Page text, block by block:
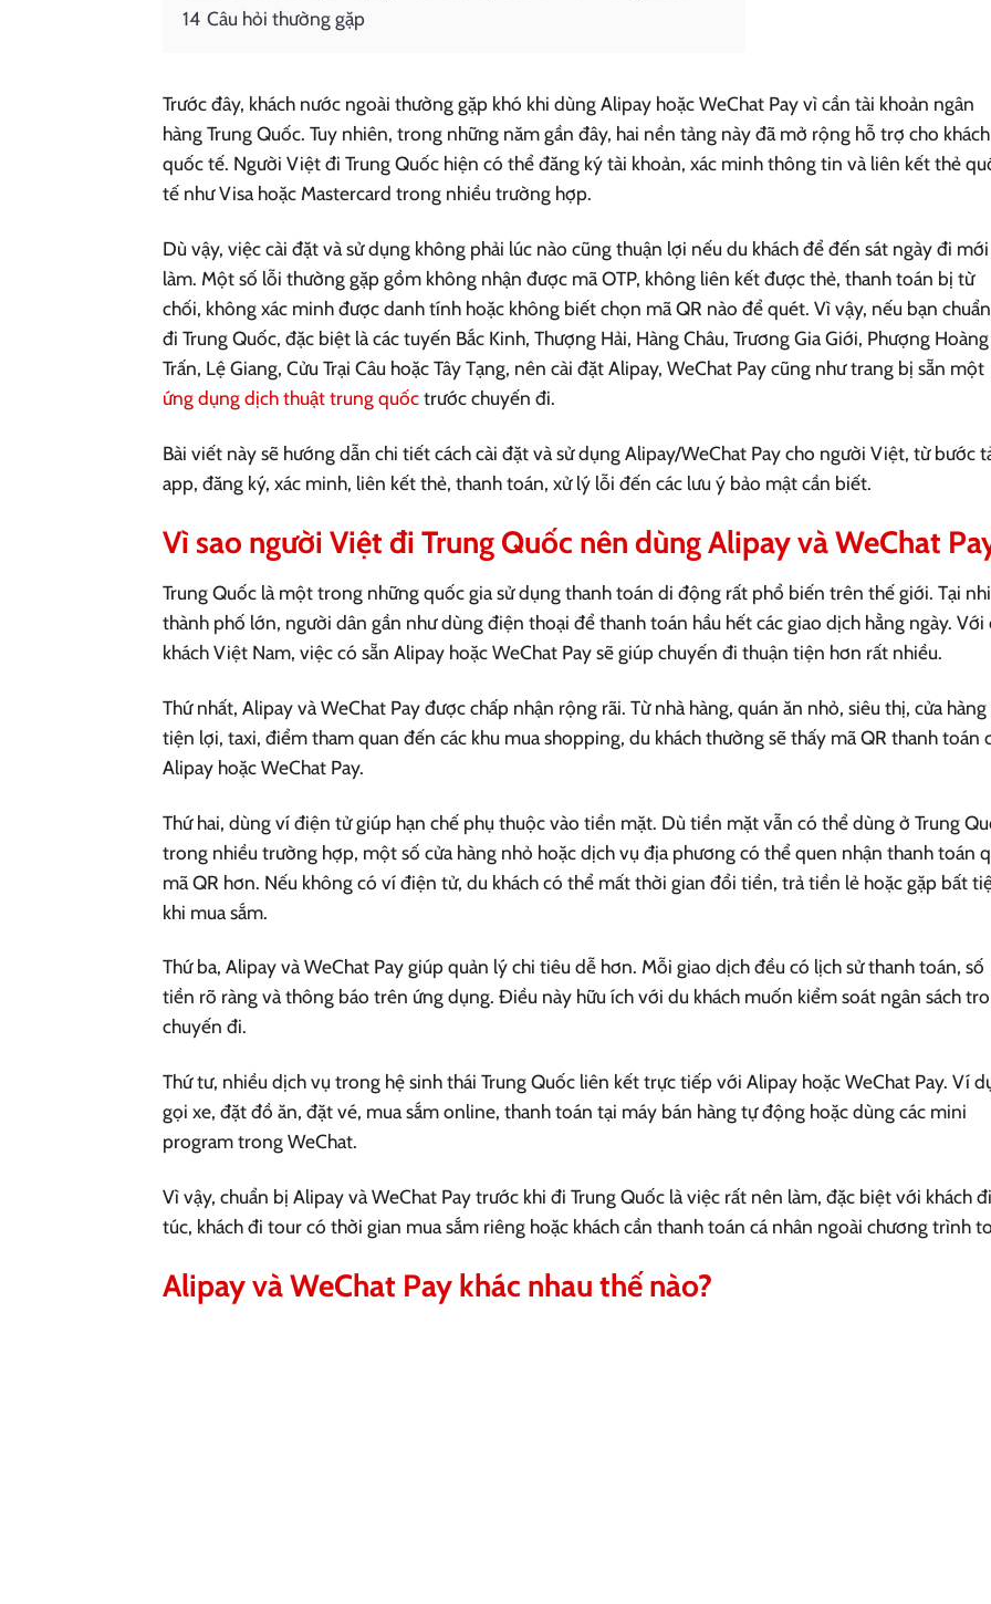
14 Câu hỏi thường gặp
Trước đây, khách nước ngoài thường gặp khó khi dùng Alipay hoặc WeChat Pay vì cần tài khoản ngân
hàng Trung Quốc. Tuy nhiên, trong những năm gần đây, hai nền tảng này đã mở rộng hỗ trợ cho khách
quốc tế. Người Việt đi Trung Quốc hiện có thể đăng ký tài khoản, xác minh thông tin và liên kết thẻ
tế như Visa hoặc Mastercard trong nhiều trường hợp.
Dù vậy, việc cài đặt và sử dụng không phải lúc nào cũng thuận lợi nếu du khách để đến sát ngày đi mới
làm. Một số lỗi thường gặp gồm không nhận được mã OTP, không liên kết được thẻ, thanh toán bị từ
chối, không xác minh được danh tính hoặc không biết chọn mã QR nào để quét. Vì vậy, nếu bạn
đi Trung Quốc, đặc biệt là các tuyến Bắc Kinh, Thượng Hải, Hàng Châu, Trương Gia Giới, Phượng
Trấn, Lệ Giang, Cửu Trại Câu hoặc Tây Tạng, nên cài đặt Alipay, WeChat Pay cũng như trang bị sẵn một
ứng dụng dịch thuật trung quốctrước chuyến đi.
Bài viết này sẽ hướng dẫn chi tiết cách cài đặt và sử dụng Alipay/WeChat Pay cho người Việt, từ bước
app, đăng ký, xác minh, liên kết thẻ, thanh toán, xử lý lỗi đến các lưu ý bảo mật cần biết.
Vì sao người Việt đi Trung Quốc nên dùng Alipay và WeChat
Trung Quốc là một trong những quốc gia sử dụng thanh toán di động rất phổ biến trên thế giới. Tại
thành phố lớn, người dân gần như dùng điện thoại để thanh toán hầu hết các giao dịch hằng ngày. Với
khách Việt Nam, việc có sẵn Alipay hoặc WeChat Pay sẽ giúp chuyến đi thuận tiện hơn rất nhiều.
Thứ nhất, Alipay và WeChat Pay được chấp nhận rộng rãi. Từ nhà hàng, quán ăn nhỏ, siêu thị, cửa hàng
tiện lợi, taxi, điểm tham quan đến các khu mua shopping, du khách thường sẽ thấy mã QR thanh toán
Alipay hoặc WeChat Pay.
Thứ hai, dùng ví điện tử giúp hạn chế phụ thuộc vào tiền mặt. Dù tiền mặt vẫn có thể dùng ở Trung
trong nhiều trường hợp, một số cửa hàng nhỏ hoặc dịch vụ địa phương có thể quen nhận thanh toán
mã QR hơn. Nếu không có ví điện tử, du khách có thể mất thời gian đổi tiền, trả tiền lẻ hoặc gặp bất
khi mua sắm.
Thứ ba, Alipay và WeChat Pay giúp quản lý chi tiêu dễ hơn. Mỗi giao dịch đều có lịch sử thanh toán, số
tiền rõ ràng và thông báo trên ứng dụng. Điều này hữu ích với du khách muốn kiểm soát ngân sách
chuyến đi.
Thứ tư, nhiều dịch vụ trong hệ sinh thái Trung Quốc liên kết trực tiếp với Alipay hoặc WeChat Pay. Ví
gọi xe, đặt đồ ăn, đặt vé, mua sắm online, thanh toán tại máy bán hàng tự động hoặc dùng các mini
program trong WeChat.
Vì vậy, chuẩn bị Alipay và WeChat Pay trước khi đi Trung Quốc là việc rất nên làm, đặc biệt với khách
túc, khách đi tour có thời gian mua sắm riêng hoặc khách cần thanh toán cá nhân ngoài chương trình
Alipay và WeChat Pay khác nhau thế nào?